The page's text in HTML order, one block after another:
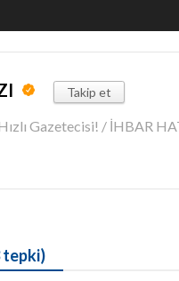
Takip et
Hızlı Gazetecisi! / İHBAR
tepki)